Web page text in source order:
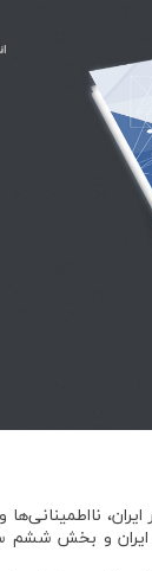
در 6 بخش شامل اقلیم و بارش در
ایران و بخش